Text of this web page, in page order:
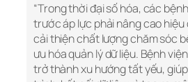
“Trong thời đại số hóa, các
trước áp lực phải nâng cao hiệu
cải thiện chất lượng chăm sóc
ưu hóa quản lý dữ liệu. Bệnh
trở thành xu hướng tất yếu,